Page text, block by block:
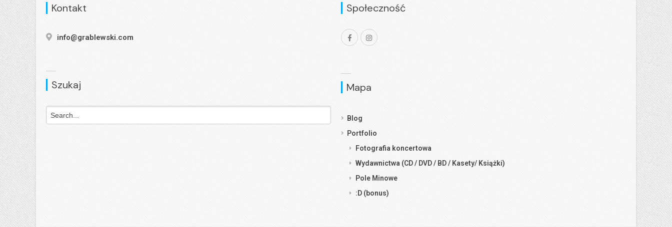
Kontakt
info@grablewski.com
Szukaj
Społeczność
Mapa
Blog
Portfolio
Fotografia koncertowa
Wydawnictwa (CD / DVD / BD / Kasety/ Książki)
Pole Minowe
:D (bonus)